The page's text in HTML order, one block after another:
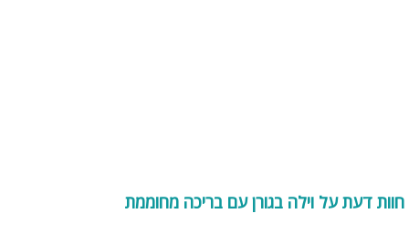
הנדרש לחופשה מושלמת מבלי לצאת מהווילה ולבזבז כסף בקניות ובקניונים.
חוות דעת על וילה בגורן עם בריכה מחוממת